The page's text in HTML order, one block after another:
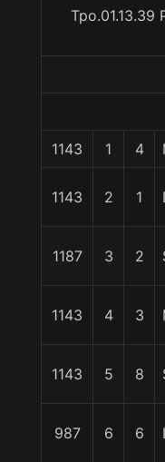
1143 1 4
1143 2 1
1187 3 2
1143 4 3
1143 5 8
987 6 6